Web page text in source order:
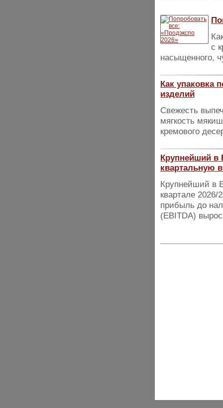
с
насыщенного,
Как упаковка
изделий
Свежесть
мягкость
кремового
Крупнейший в
квартальную
Крупнейший в
квартале
прибыль до
(EBITDA)